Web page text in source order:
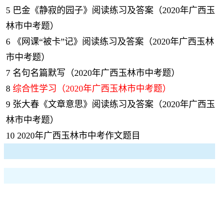
5 巴金《静寂的园子》阅读练习及答案（2020年广西玉
林市中考题）
6
《网课“被卡”记》阅读练习及答案（2020年广西玉林
市中考题）
7 名句名篇默写（2020年广西玉林市中考题）
8 综合性学习（2020年广西玉林市中考题）
9 张大春《文章意思》阅读练习及答案（2020年广西玉
林市中考题）
10 2020年广西玉林市中考作文题目